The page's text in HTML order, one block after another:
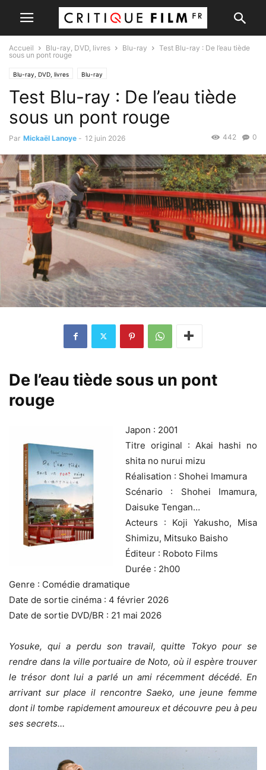
Accueil Blu-ray, DVD, livres Blu-ray
Test Blu-ray : De l’eau tiède
sous un pont rouge
Blu-ray, DVD, livres Blu-ray
Test Blu-ray : De l’eau tiède
sous un pont rouge
Par Mickaël Lanoye - 12 juin 2026 0
442
De l’eau tiède sous un pont
rouge
Japon : 2001
Titre original : Akai hashi no
shita no nurui mizu
Réalisation : Shohei Imamura
Scénario : Shohei Imamura,
Daisuke Tengan…
Acteurs : Koji Yakusho, Misa
Shimizu, Mitsuko Baisho
Éditeur : Roboto Films
Durée : 2h00
Genre : Comédie dramatique
Date de sortie cinéma : 4 février 2026
Date de sortie DVD/BR : 21 mai 2026
Yosuke, qui a perdu son travail, quitte Tokyo pour se
rendre dans la ville portuaire de Noto, où il espère trouver
le trésor dont lui a parlé un ami récemment décédé. En
arrivant sur place il rencontre Saeko, une jeune femme
dont il tombe rapidement amoureux et découvre peu à peu
ses secrets…